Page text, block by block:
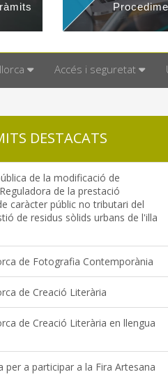
Accés i seguretat
DESTACATS
de la modificació de
de la prestació
caràcter públic no tributari del
de residus sòlids urbans de l'illa
de Fotografia Contemporània
de Creació Literària
de Creació Literària en llengua
per a participar a la Fira Artesana